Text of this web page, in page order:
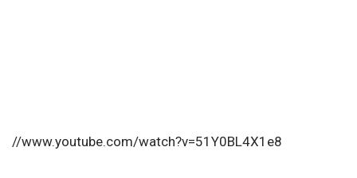
//www.youtube.com/watch?v=51Y0BL4X1e8